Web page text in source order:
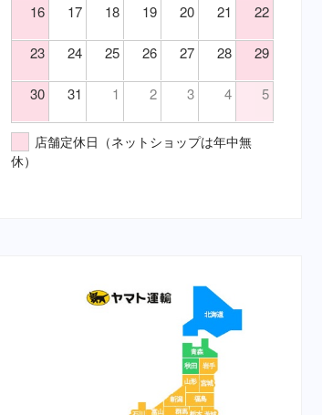
16 17 18 19 20 21 22
23 24 25 26 27 28 29
30 31 1 2 3 4 5
店舗定休日（ネットショップは年中無
休）